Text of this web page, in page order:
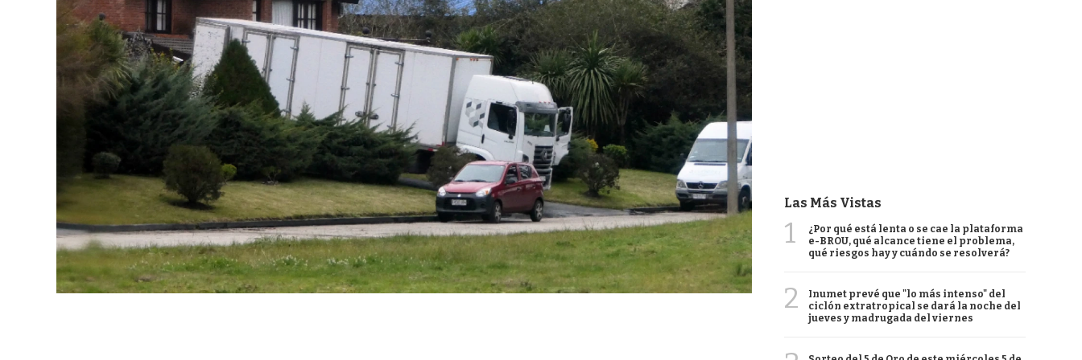
Las Más Vistas
1
¿Por qué está lenta o se cae la plataforma
e-BROU, qué alcance tiene el problema,
qué riesgos hay y cuándo se resolverá?
2
Inumet prevé que "lo más intenso" del
ciclón extratropical se dará la noche del
jueves y madrugada del viernes